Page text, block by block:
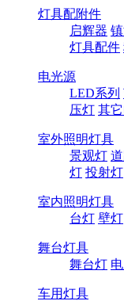
灯具配附件
启辉器
灯具配件
电光源
LED系列
压灯 其
室外照明灯具
景观灯
灯 投射灯
室内照明灯具
台灯 壁灯
舞台灯具
舞台灯
车用灯具